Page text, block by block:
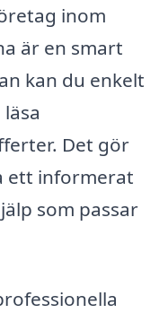
inom
är en smart
kan du enkelt
Det gör
ett informerat
som passar